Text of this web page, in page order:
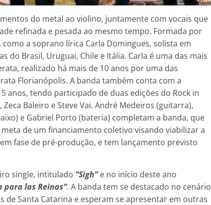
do metal ao violino, juntamente com vocais que
refinada e pesada ao mesmo tempo. Formada por
a soprano lírica Carla Domingues, solista em
Brasil, Uruguai, Chile e Itália. Carla é uma das mais
realizado há mais de 10 anos por uma das
Florianópolis. A banda também conta com a
anos, tendo participado de duas edições do Rock in
Baleiro e Steve Vai. André Medeiros (guitarra),
e Gabriel Porto (bateria) completam a banda, que
de um financiamento coletivo visando viabilizar a
fase de pré-produção, e tem lançamento previsto
single, intitulado “Sigh”e no início deste ano
para las Reinas”. A banda tem se destacado no cenário
de Santa Catarina e esperam se apresentar em outras